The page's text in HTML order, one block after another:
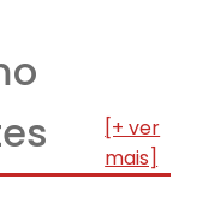
[+ ver
mais]